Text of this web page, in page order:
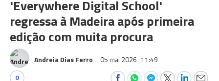
'Everywhere Digital School'
regressa à Madeira após primeira
edição com muita procura
Andreia Dias Ferro 05 mai 2026 11:49
0